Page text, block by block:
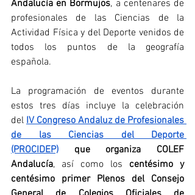
Andalucía en Bormujos, a centenares de
profesionales de las Ciencias de la
Actividad Física y del Deporte venidos de
todos los puntos de la geografía
española.
La programación de eventos durante
estos tres días incluye la celebración
del IV Congreso Andaluz de Profesionales
de las Ciencias del Deporte
(PROCIDEP) que organiza COLEF
Andalucía, así como los centésimo y
centésimo primer Plenos del Consejo